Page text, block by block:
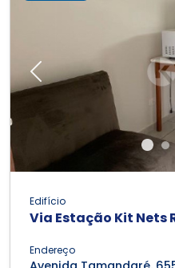
Previous
Edifício
Via Estação Kit Nets
Endereço